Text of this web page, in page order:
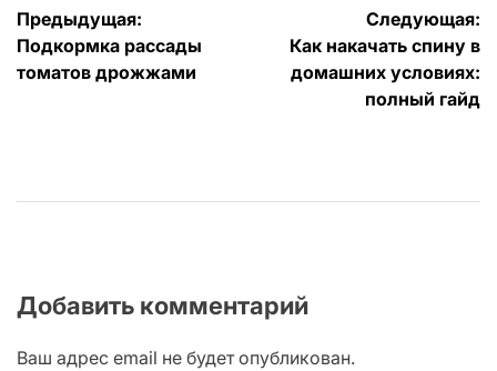
Навигация
по
Предыдущая:
Подкормка рассады
томатов дрожжами
Следующая:
Как накачать спину в
домашних условиях:
полный гайд
Добавить комментарий
Ваш адрес email не будет опубликован.